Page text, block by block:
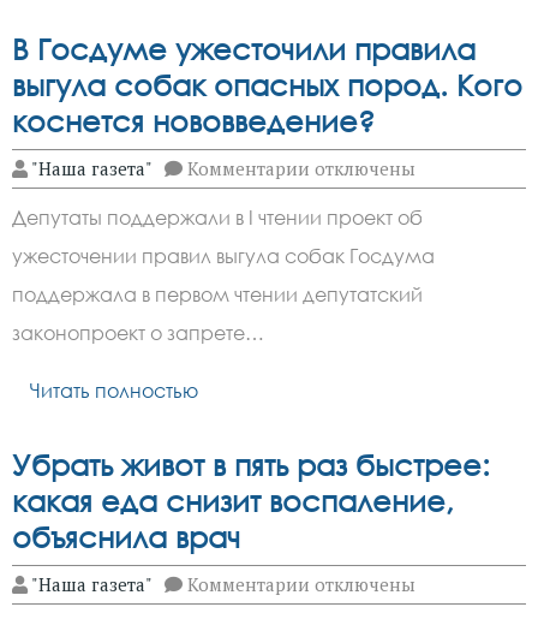
В Госдуме ужесточили правила
выгула собак опасных пород. Кого
коснется нововведение?
"Наша газета" Комментарии к
записи
Госдуме
ужесточили
правила
выгула
собак
отключены
Депутаты поддержали в I чтении проект об
ужесточении правил выгула собак Госдума
поддержала в первом чтении депутатский
законопроект о запрете…
Читать полностью
Убрать живот в пять раз быстрее:
какая еда снизит воспаление,
объяснила врач
"Наша газета" Комментарии к
записи
отключены